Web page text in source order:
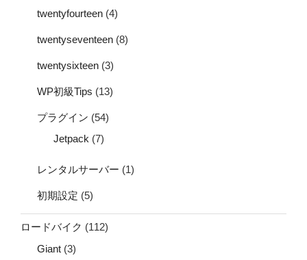
twentyfourteen (4)
twentyseventeen (8)
twentysixteen (3)
WP初級Tips (13)
プラグイン (54)
Jetpack (7)
レンタルサーバー (1)
初期設定 (5)
ロードバイク (112)
Giant (3)